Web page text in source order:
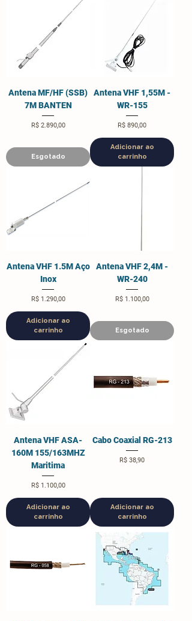
Antena MF/HF (SSB)
7M BANTEN
Preço
R$ 2.890,00
Esgotado
Antena VHF 1,55M -
WR-155
Preço
R$ 890,00
Adicionar ao
carrinho
Antena VHF 1.5M Aço
Inox
Preço
R$ 1.290,00
Adicionar ao
carrinho
Antena VHF 2,4M -
WR-240
Preço
R$ 1.100,00
Esgotado
Antena VHF ASA-
160M 155/163MHZ
Maritima
Preço
R$ 1.100,00
Adicionar ao
carrinho
Cabo Coaxial RG-213
Preço
R$ 38,90
Adicionar ao
carrinho